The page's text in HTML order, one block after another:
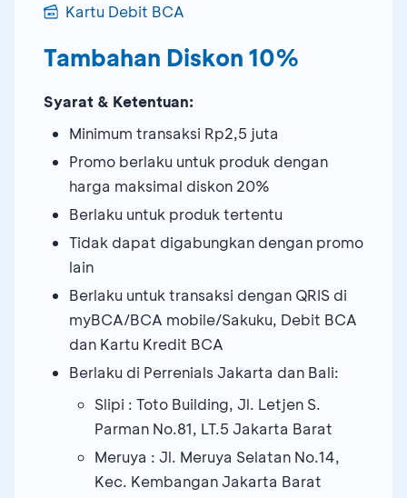
Kartu Debit BCA
Tambahan Diskon 10%
Syarat & Ketentuan:
Minimum transaksi Rp2,5 juta
Promo berlaku untuk produk dengan
harga maksimal diskon 20%
Berlaku untuk produk tertentu
Tidak dapat digabungkan dengan promo
lain
Berlaku untuk transaksi dengan QRIS di
myBCA/BCA mobile/Sakuku, Debit BCA
dan Kartu Kredit BCA
Berlaku di Perrenials Jakarta dan Bali:
Slipi : Toto Building, Jl. Letjen S.
Parman No.81, LT.5 Jakarta Barat
Meruya : Jl. Meruya Selatan No.14,
Kec. Kembangan Jakarta Barat